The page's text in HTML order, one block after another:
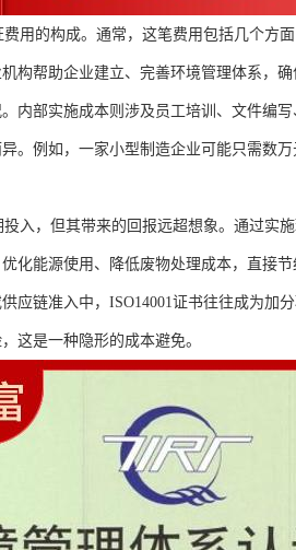
费用的构成。通常，这笔费用包括几个方
构帮助企业建立、完善环境管理体系，
内部实施成本则涉及员工培训、文件编
。例如，一家小型制造企业可能只需数
入，但其带来的回报远超想象。通过实
化能源使用、降低废物处理成本，直接
应链准入中，ISO14001证书往往成为加
这是一种隐形的成本避免。